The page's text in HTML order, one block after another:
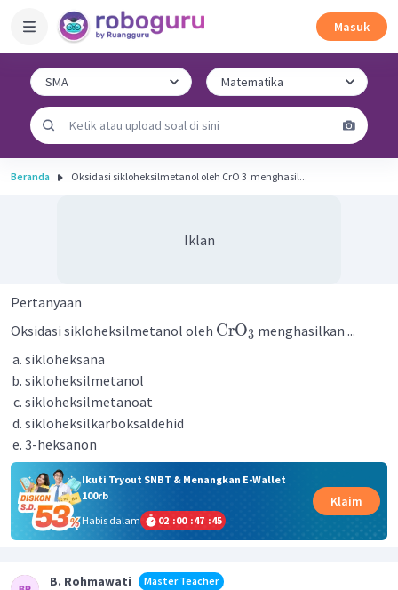
Masuk
Beranda Oksidasi sikloheksilmetanol oleh CrO 3 ​ menghasil...
Iklan
Pertanyaan
Oksidasi sikloheksilmetanol oleh CrO3 menghasilkan ...
sikloheksana
sikloheksilmetanol
sikloheksilmetanoat
sikloheksilkarboksaldehid
3-heksanon
Ikuti Tryout SNBT & Menangkan E-Wallet
100rb
Habis dalam
02 :00 :47 :45
Klaim
B. Rohmawati
Master Teacher